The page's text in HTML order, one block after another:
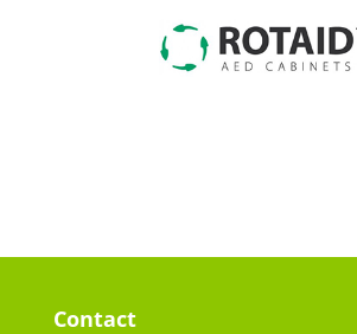
Contact